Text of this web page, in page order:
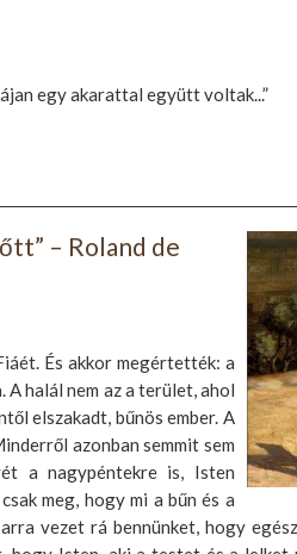
egy akarattal együtt voltak...”
– Roland de
És akkor megértették: a
A halál nem az a terület, ahol
elszakadt, bűnös ember. A
azonban semmit sem
a nagypéntekre is, Isten
meg, hogy mi a bűn és a
vezet rá bennünket, hogy